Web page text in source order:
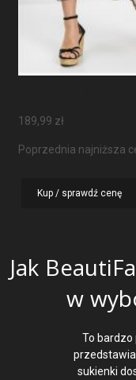
189,99 zł
Poprzednia najniższa
Kup / sprawdź cenę
Jak
w
To bardzo
sukienki